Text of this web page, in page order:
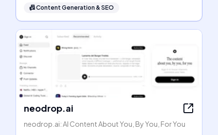
📠Content Generation & SEO
neodrop.ai
neodrop.ai: AI Content About You, By You, For You